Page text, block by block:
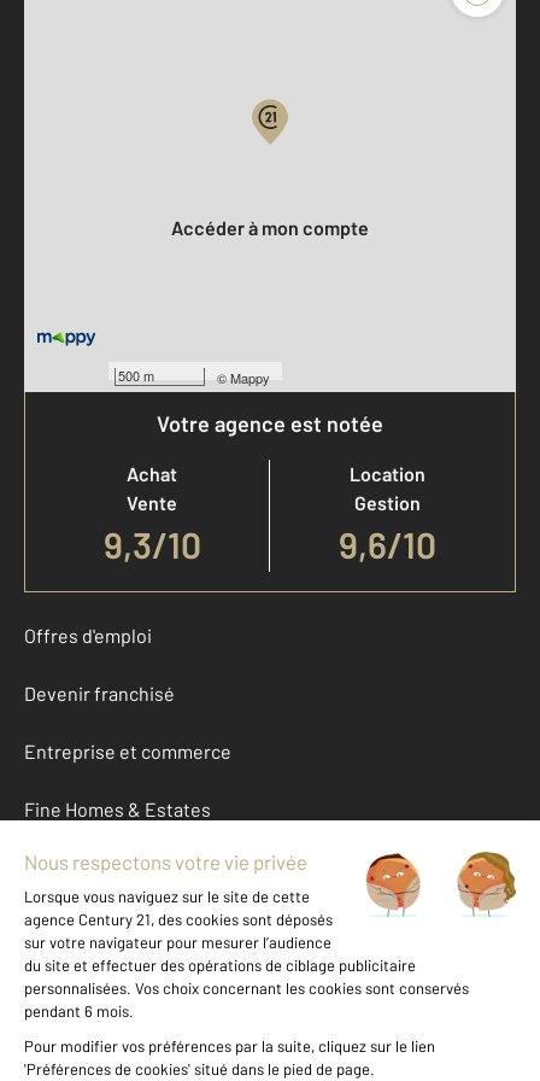
500 m ©Mappy
Accéder à mon compte
Votre agence est notée
Achat
Vente
9,3/10
Location
Gestion
9,6/10
Offres d'emploi
Devenir franchisé
Entreprise et commerce
Fine Homes & Estates
À propos
International
Nous contacter